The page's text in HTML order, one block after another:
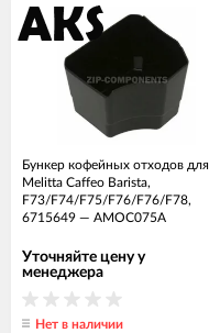
Бункер кофейных отходов для
Melitta Caffeo Barista,
F73/F74/F75/F76/F76/F78,
6715649 — АМОС075А
Уточняйте цену у
менеджера
Нет в наличии